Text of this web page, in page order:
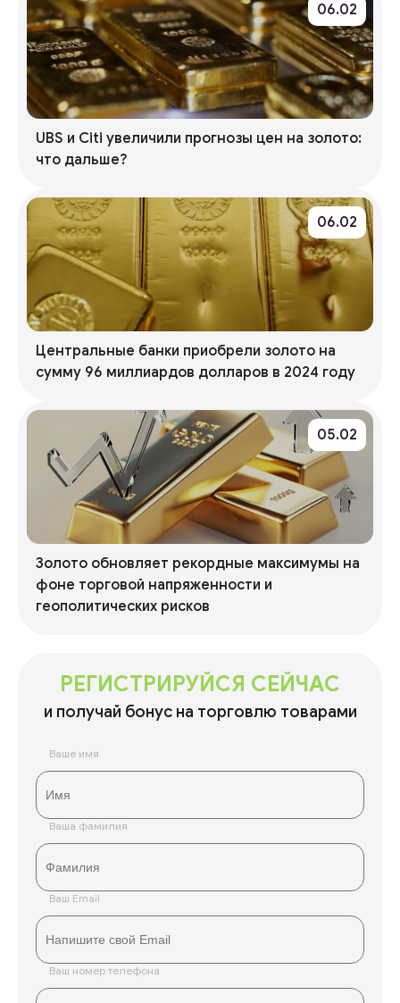
06.02
UBS и Citi увеличили прогнозы цен на золото:
что дальше?
06.02
Центральные банки приобрели золото на
сумму 96 миллиардов долларов в 2024 году
05.02
Золото обновляет рекордные максимумы на
фоне торговой напряженности и
геополитических рисков
РЕГИСТРИРУЙСЯ СЕЙЧАС
и получай бонус на торговлю товарами
Ваше имя
Ваша фамилия
Ваш Email
Ваш номер телефона